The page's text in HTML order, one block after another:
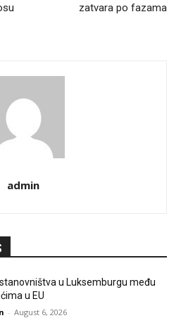
zatvara po fazama
admin
u Luksemburgu među
u EU
- August 6, 2026